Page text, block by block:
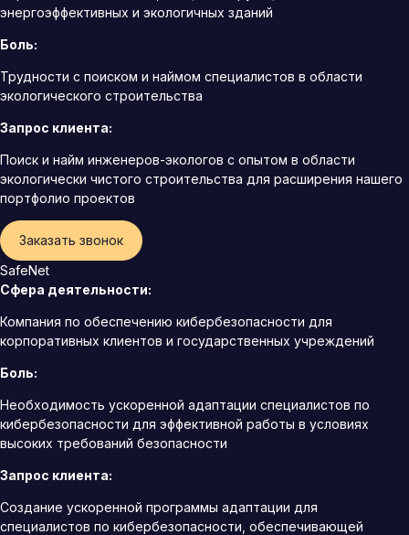
энергоэффективных и экологичных зданий
Боль:
Трудности с поиском и наймом специалистов в области
экологического строительства
Запрос клиента:
Поиск и найм инженеров-экологов с опытом в области
экологически чистого строительства для расширения нашего
портфолио проектов
Заказать звонок
SafeNet
Сфера деятельности:
Компания по обеспечению кибербезопасности для
корпоративных клиентов и государственных учреждений
Боль:
Необходимость ускоренной адаптации специалистов по
кибербезопасности для эффективной работы в условиях
высоких требований безопасности
Запрос клиента:
Создание ускоренной программы адаптации для
специалистов по кибербезопасности, обеспечивающей